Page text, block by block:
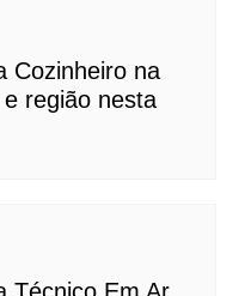
Cozinheiro na
região nesta